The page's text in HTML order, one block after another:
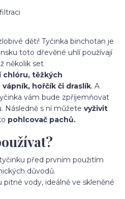
děti! Tyčinka binchotan je
toto dřevěné uhlí používají
několik set
chlóru, těžkých
vápník, hořčík či draslík. A
vám bude zpříjemňovat
Následně s ní můžete vyživit
pohlcovač pachů.
před prvním použitím
důvodů.
vody, ideálně ve skleněné